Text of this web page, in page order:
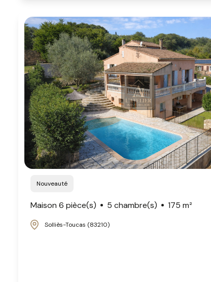
Nouveauté
Maison 6 pièce(s) 5 chambre(s) 175 m²
Solliès-Toucas (83210)